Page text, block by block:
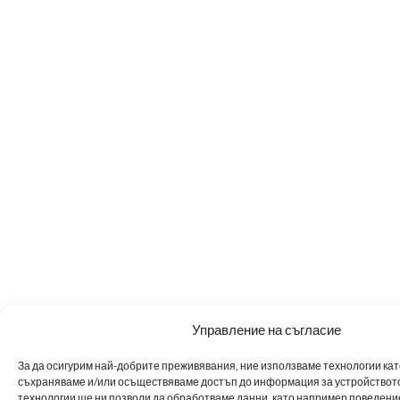
Управление на съгласие
За да осигурим най-добрите преживявания, ние използваме технологии
съхраняваме и/или осъществяваме достъп до информация за